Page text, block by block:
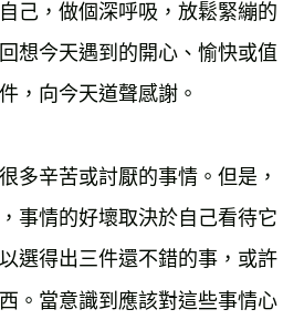
己，做個深呼吸，放鬆緊繃的
想今天遇到的開心、愉快或值
，向今天道聲感謝。
多辛苦或討厭的事情。但是，
事情的好壞取決於自己看待它
選得出三件還不錯的事，或許
。當意識到應該對這些事情心